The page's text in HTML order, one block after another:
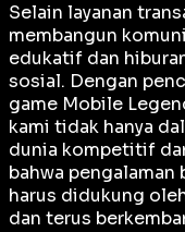
Selain layanan
membangun
edukatif dan
sosial. Dengan
game Mobile
kami tidak hanya
dunia kompetitif
bahwa pengalaman
harus didukung
dan terus